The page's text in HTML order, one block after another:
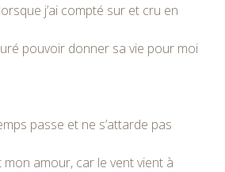
j’ai compté sur et cru en
pouvoir donner sa vie pour moi
passe et ne s’attarde pas
amour, car le vent vient à